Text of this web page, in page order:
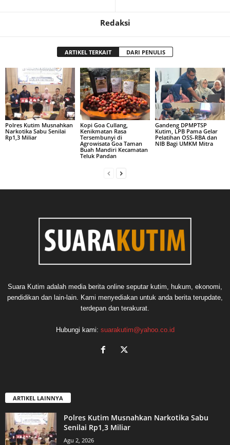
Redaksi
ARTIKEL TERKAIT DARI PENULIS
Polres Kutim Musnahkan
Narkotika Sabu Senilai
Rp1,3 Miliar
Kopi Goa Cullang,
Kenikmatan Rasa
Tersembunyi di
Agrowisata Goa Taman
Buah Mandiri Kecamatan
Teluk Pandan
Gandeng DPMPTSP
Kutim, LPB Pama Gelar
Pelatihan OSS-RBA dan
NIB Bagi UMKM Mitra
Suara Kutim adalah media berita online seputar kutim, hukum, ekonomi,
pendidikan dan lain-lain. Kami menyediakan untuk anda berita terupdate,
terdepan dan terakurat.
Hubungi kami: suarakutim@yahoo.co.id
ARTIKEL LAINNYA
Polres Kutim Musnahkan Narkotika Sabu
Senilai Rp1,3 Miliar
Agu 2, 2026